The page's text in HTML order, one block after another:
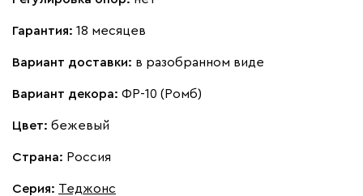
Гарантия: 18 месяцев
Вариант доставки: в разобранном виде
Вариант декора: ФР-10 (Ромб)
Цвет: бежевый
Страна: Россия
Серия: Теджонс